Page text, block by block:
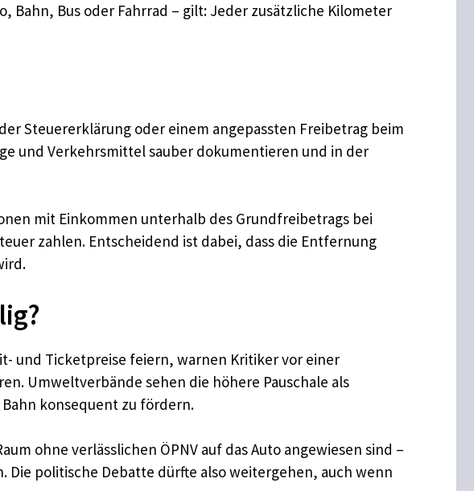
Bahn, Bus oder Fahrrad – gilt: Jeder zusätzliche Kilometer
Steuererklärung oder einem angepassten Freibetrag beim
und Verkehrsmittel sauber dokumentieren und in der
mit Einkommen unterhalb des Grundfreibetrags bei
zahlen. Entscheidend ist dabei, dass die Entfernung
und Ticketpreise feiern, warnen Kritiker vor einer
Umweltverbände sehen die höhere Pauschale als
konsequent zu fördern.​
ohne verlässlichen ÖPNV auf das Auto angewiesen sind –
politische Debatte dürfte also weitergehen, auch wenn